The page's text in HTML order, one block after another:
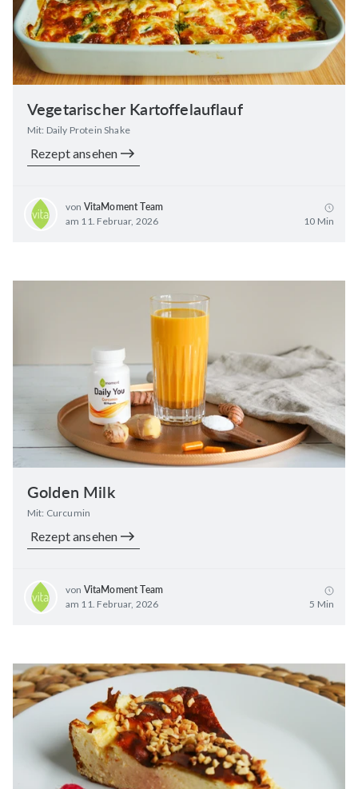
Vegetarischer Kartoffelauflauf
Mit: Daily Protein Shake
Rezept ansehen
von VitaMoment Team
am 11. Februar, 2026
10 Min
Golden Milk
Mit: Curcumin
Rezept ansehen
von VitaMoment Team
am 11. Februar, 2026
5 Min